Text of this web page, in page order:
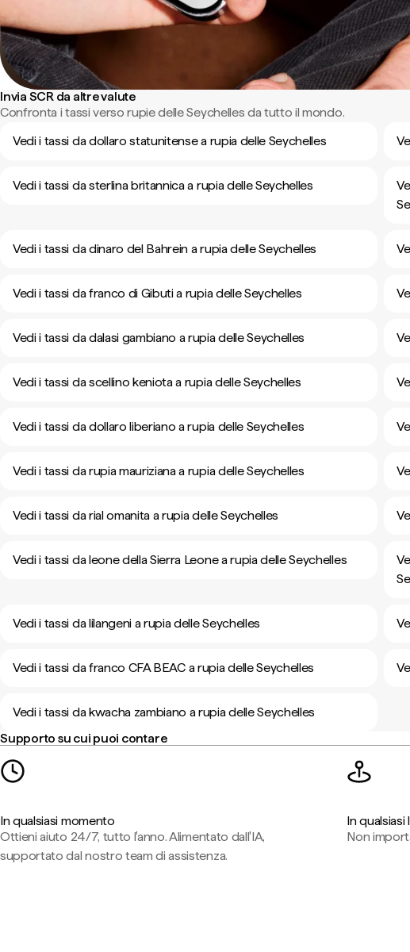
Invia SCR da altre valute
Confronta i tassi verso rupie delle Seychelles da tutto il mondo.
Vedi i tassi da dollaro statunitense a rupia delle Seychelles
Vedi i tassi da sterlina britannica a rupia delle Seychelles
Vedi i tassi da dinaro del Bahrein a rupia delle Seychelles
Vedi i tassi da franco di Gibuti a rupia delle Seychelles
Vedi i tassi da dalasi gambiano a rupia delle Seychelles
Vedi i tassi da scellino keniota a rupia delle Seychelles
Vedi i tassi da dollaro liberiano a rupia delle Seychelles
Vedi i tassi da rupia mauriziana a rupia delle Seychelles
Vedi i tassi da rial omanita a rupia delle Seychelles
Vedi i tassi da leone della Sierra Leone a rupia delle Seychelles
Vedi i tassi da lilangeni a rupia delle Seychelles
Vedi i tassi da franco CFA BEAC a rupia delle Seychelles
Vedi i tassi da kwacha zambiano a rupia delle Seychelles
Supporto su cui puoi contare
In qualsiasi momento
Ottieni aiuto 24/7, tutto l'anno. Alimentato dall'IA,
supportato dal nostro team di assistenza.
In qualsiasi
Non